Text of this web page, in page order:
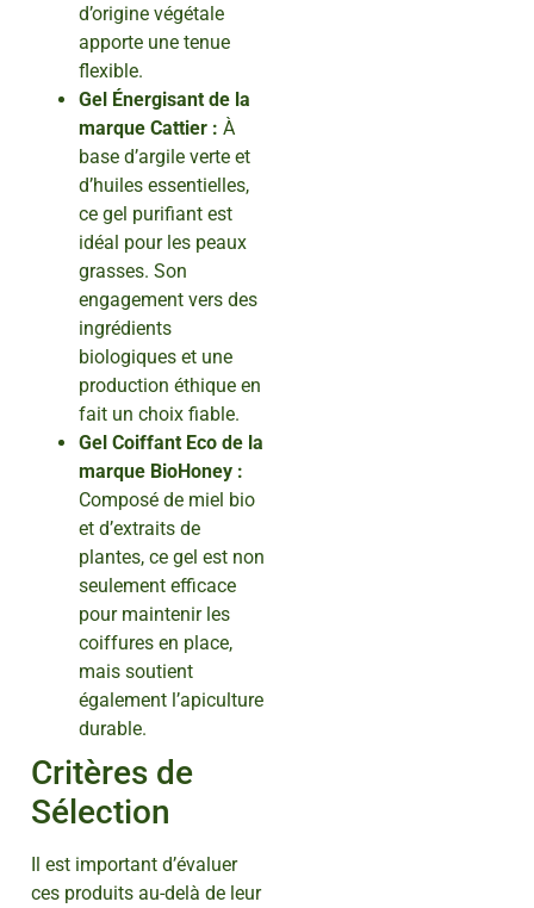
d’origine végétale
apporte une tenue
flexible.
Gel Énergisant de la
marque Cattier : À
base d’argile verte et
d’huiles essentielles,
ce gel purifiant est
idéal pour les peaux
grasses. Son
engagement vers des
ingrédients
biologiques et une
production éthique en
fait un choix fiable.
Gel Coiffant Eco de la
marque BioHoney :
Composé de miel bio
et d’extraits de
plantes, ce gel est non
seulement efficace
pour maintenir les
coiffures en place,
mais soutient
également l’apiculture
durable.
Critères de
Sélection
Il est important d’évaluer
ces produits au-delà de leur